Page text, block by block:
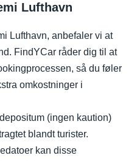
Lufthavn
Lufthavn, anbefaler vi at
FindYCar råder dig til at
så du føler
omkostninger i
(ingen kaution)
blandt turister.
kan disse